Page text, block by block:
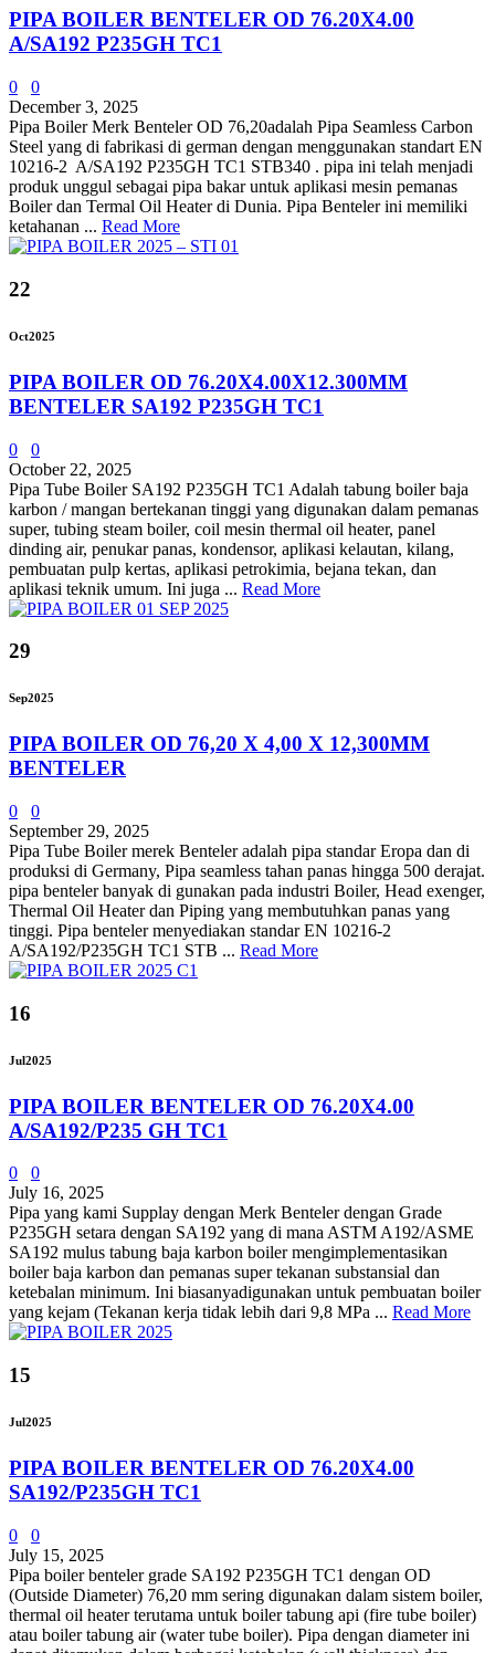
PIPA BOILER BENTELER OD 76.20X4.00
A/SA192 P235GH TC1
0
0
December 3, 2025
Pipa Boiler Merk Benteler OD 76,20adalah Pipa Seamless Carbon
Steel yang di fabrikasi di german dengan menggunakan standart EN
10216-2 A/SA192 P235GH TC1 STB340 . pipa ini telah menjadi
produk unggul sebagai pipa bakar untuk aplikasi mesin pemanas
Boiler dan Termal Oil Heater di Dunia. Pipa Benteler ini memiliki
ketahanan ... Read More
22
Oct2025
PIPA BOILER OD 76.20X4.00X12.300MM
BENTELER SA192 P235GH TC1
0
0
October 22, 2025
Pipa Tube Boiler SA192 P235GH TC1 Adalah tabung boiler baja
karbon / mangan bertekanan tinggi yang digunakan dalam pemanas
super, tubing steam boiler, coil mesin thermal oil heater, panel
dinding air, penukar panas, kondensor, aplikasi kelautan, kilang,
pembuatan pulp kertas, aplikasi petrokimia, bejana tekan, dan
aplikasi teknik umum. Ini juga ... Read More
29
Sep2025
PIPA BOILER OD 76,20 X 4,00 X 12,300MM
BENTELER
0
0
September 29, 2025
Pipa Tube Boiler merek Benteler adalah pipa standar Eropa dan di
produksi di Germany, Pipa seamless tahan panas hingga 500 derajat.
pipa benteler banyak di gunakan pada industri Boiler, Head exenger,
Thermal Oil Heater dan Piping yang membutuhkan panas yang
tinggi. Pipa benteler menyediakan standar EN 10216-2
A/SA192/P235GH TC1 STB ... Read More
16
Jul2025
PIPA BOILER BENTELER OD 76.20X4.00
A/SA192/P235 GH TC1
0
0
July 16, 2025
Pipa yang kami Supplay dengan Merk Benteler dengan Grade
P235GH setara dengan SA192 yang di mana ASTM A192/ASME
SA192 mulus tabung baja karbon boiler mengimplementasikan
boiler baja karbon dan pemanas super tekanan substansial dan
ketebalan minimum. Ini biasanyadigunakan untuk pembuatan boiler
yang kejam (Tekanan kerja tidak lebih dari 9,8 MPa ... Read More
15
Jul2025
PIPA BOILER BENTELER OD 76.20X4.00
SA192/P235GH TC1
0
0
July 15, 2025
Pipa boiler benteler grade SA192 P235GH TC1 dengan OD
(Outside Diameter) 76,20 mm sering digunakan dalam sistem boiler,
thermal oil heater terutama untuk boiler tabung api (fire tube boiler)
atau boiler tabung air (water tube boiler). Pipa dengan diameter ini